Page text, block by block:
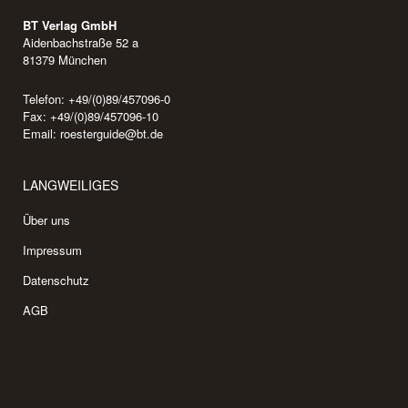
BT Verlag GmbH
Aidenbachstraße 52 a
81379 München
Telefon: +49/(0)89/457096-0
Fax: +49/(0)89/457096-10
Email: roesterguide@bt.de
LANGWEILIGES
Über uns
Impressum
Datenschutz
AGB